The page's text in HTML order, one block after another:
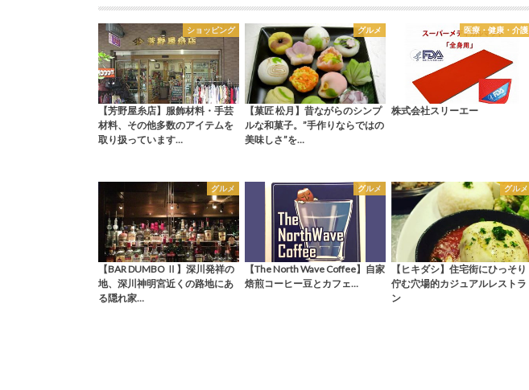
ショッピング
【芳野屋糸店】服飾材料・手芸
材料、その他多数のアイテムを
取り扱っています…
グルメ
【菓匠 松月】昔ながらのシンプ
ルな和菓子。”手作りならではの
美味しさ”を…
医療・健康・介護
株式会社スリーエー
グルメ
【BAR DUMBO Ⅱ】深川発祥の
地、深川神明宮近くの路地にあ
る隠れ家…
グルメ
【The North Wave Coffee】自家
焙煎コーヒー豆とカフェ…
グルメ
【ヒキダシ】住宅街にひっそり
佇む穴場的カジュアルレストラ
ン